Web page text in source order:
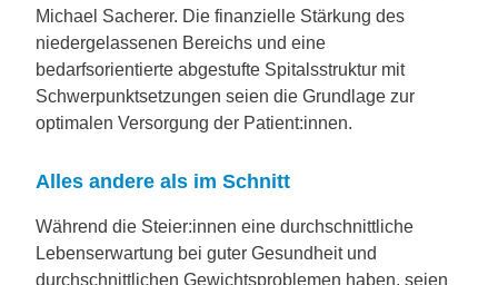
Michael Sacherer. Die finanzielle Stärkung des
niedergelassenen Bereichs und eine
bedarfsorientierte abgestufte Spitalsstruktur mit
Schwerpunktsetzungen seien die Grundlage zur
optimalen Versorgung der Patient:innen.
Alles andere als im Schnitt
Während die Steier:innen eine durchschnittliche
Lebenserwartung bei guter Gesundheit und
durchschnittlichen Gewichtsproblemen haben, seien